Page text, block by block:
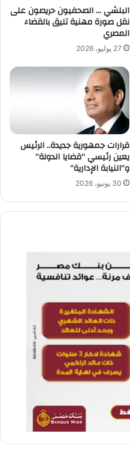
البلشي … الصحفيون حريصون على
نقل صورة مهنية تليق بالقضاء
المصري
27 يوليو، 2026
قرارات جمهورية جديدة.. الرئيس
يعين رئيسي “قضايا الدولة”
و”النيابة الإدارية”
30 يونيو، 2026